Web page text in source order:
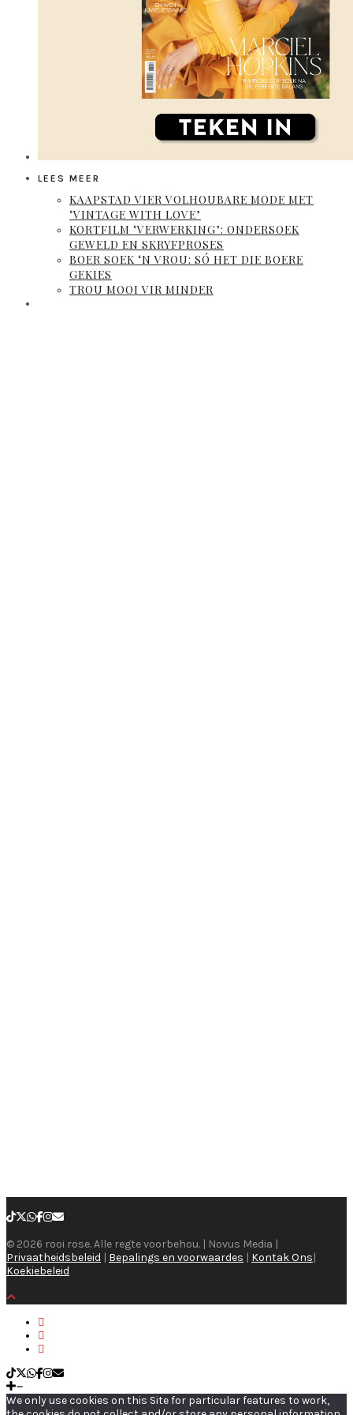
LEES MEER
KAAPSTAD VIER VOLHOUBARE MODE MET
‘VINTAGE WITH LOVE’
KORTFILM ‘VERWERKING’: ONDERSOEK
GEWELD EN SKRYFPROSES
BOER SOEK ‘N VROU: SÓ HET DIE BOERE
GEKIES
TROU MOOI VIR MINDER
© 2026 rooi rose. Alle regte voorbehou. | Novus Media |
Privaatheidsbeleid | Bepalings en voorwaardes | Kontak Ons|
Koekiebeleid
We only use cookies on this Site for particular features to work,